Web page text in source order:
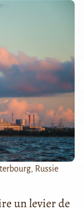
Russie
un levier de